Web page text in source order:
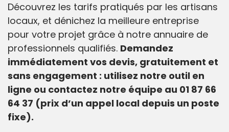
Découvrez les tarifs pratiqués par les artisans
locaux, et dénichez la meilleure entreprise
pour votre projet grâce à notre annuaire de
professionnels qualifiés. Demandez
immédiatement vos devis, gratuitement et
sans engagement : utilisez notre outil en
ligne ou contactez notre équipe au 01 87 66
64 37 (prix d’un appel local depuis un poste
fixe).